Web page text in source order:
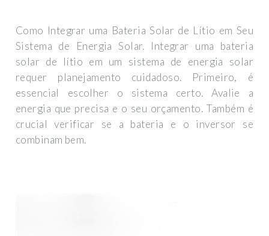
Como Integrar uma Bateria Solar de Lítio em Seu
Sistema de Energia Solar. Integrar uma bateria
solar de lítio em um sistema de energia solar
requer planejamento cuidadoso. Primeiro, é
essencial escolher o sistema certo. Avalie a
energia que precisa e o seu orçamento. Também é
crucial verificar se a bateria e o inversor se
combinam bem.